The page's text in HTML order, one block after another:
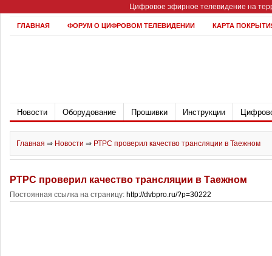
Цифровое эфирное телевидение на
ГЛАВНАЯ ФОРУМ О ЦИФРОВОМ ТЕЛЕВИДЕНИИ КАРТА
Новости Оборудование Прошивки Инструкции
Главная ⇒ Новости ⇒ РТРС проверил качество трансляции в Таежном
РТРС проверил качество трансляции в Таежном
Постоянная ссылка на страницу: http://dvbpro.ru/?p=30222